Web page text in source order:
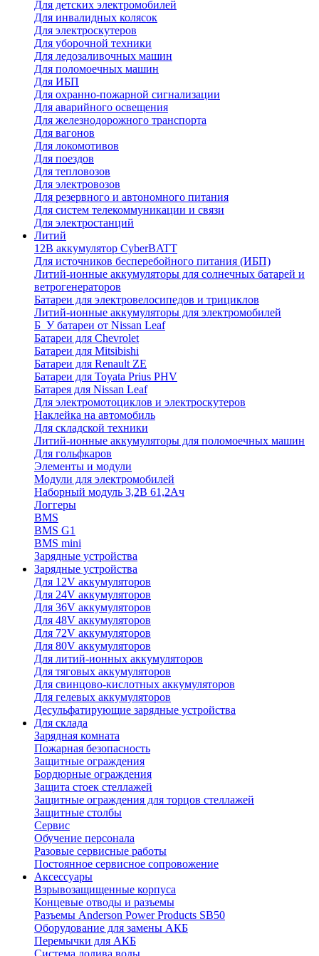
Для детских электромобилей
Для инвалидных колясок
Для электроскутеров
Для уборочной техники
Для ледозаливочных машин
Для поломоечных машин
Для ИБП
Для охранно-пожарной сигнализации
Для аварийного освещения
Для железнодорожного транспорта
Для вагонов
Для локомотивов
Для поездов
Для тепловозов
Для электровозов
Для резервного и автономного питания
Для систем телекоммуникации и связи
Для электростанций
Литий
12В аккумулятор CyberBATT
Для источников бесперебойного питания (ИБП)
Литий-ионные аккумуляторы для солнечных батарей и
ветрогенераторов
Батареи для электровелосипедов и трициклов
Литий-ионные аккумуляторы для электромобилей
Б_У батареи от Nissan Leaf
Батареи для Chevrolet
Батареи для Mitsibishi
Батареи для Renault ZE
Батареи для Toyata Prius PHV
Батарея для Nissan Leaf
Для электромотоциклов и электроскутеров
Наклейка на автомобиль
Для складской техники
Литий-ионные аккумуляторы для поломоечных машин
Для гольфкаров
Элементы и модули
Модули для электромобилей
Наборный модуль 3,2В 61,2Ач
Логгеры
BMS
BMS G1
BMS mini
Зарядные устройства
Зарядные устройства
Для 12V аккумуляторов
Для 24V аккумуляторов
Для 36V аккумуляторов
Для 48V аккумуляторов
Для 72V аккумуляторов
Для 80V аккумуляторов
Для литий-ионных аккумуляторов
Для тяговых аккумуляторов
Для свинцово-кислотных аккумуляторов
Для гелевых аккумуляторов
Десульфатирующие зарядные устройства
Для склада
Зарядная комната
Пожарная безопасность
Защитные ограждения
Бордюрные ограждения
Защита стоек стеллажей
Защитные ограждения для торцов стеллажей
Защитные столбы
Сервис
Обучение персонала
Разовые сервисные работы
Постоянное сервисное сопровожение
Аксессуары
Взрывозащищенные корпуса
Концевые отводы и разъемы
Разъемы Anderson Power Products SB50
Оборудование для замены АКБ
Перемычки для АКБ
Система долива воды